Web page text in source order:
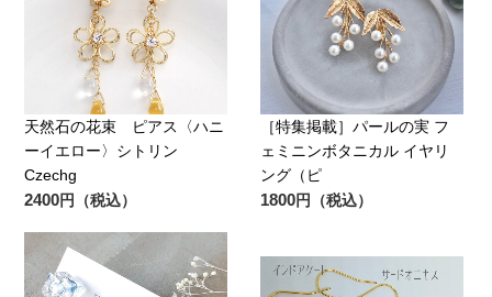
天然石の花束 ピアス〈ハニ
ーイエロー〉シトリン
Czechg
2400円（税込）
［特集掲載］パールの実 フ
ェミニンボタニカル イヤリ
ング（ピ
1800円（税込）